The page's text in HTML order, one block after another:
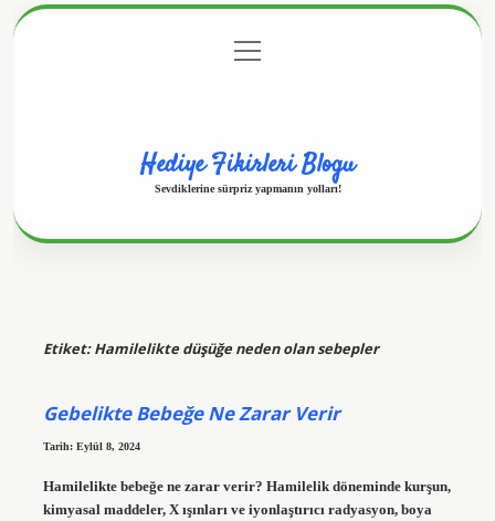
Gizlilik Politikası
menüyü
aç
Hediye Fikirleri Blogu
Sevdiklerine sürpriz yapmanın yolları!
Etiket:Hamilelikte düşüğe neden olan sebepler
Gebelikte Bebeğe Ne Zarar Verir
Tarih: Eylül 8, 2024
Hamilelikte bebeğe ne zarar verir? Hamilelik döneminde kurşun,
kimyasal maddeler, X ışınları ve iyonlaştırıcı radyasyon, boya